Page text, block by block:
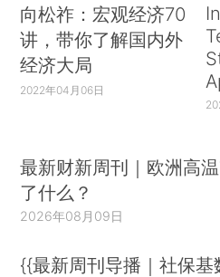
向松祚：宏观经济70
讲，带你了解国内外
经济大局
2022年04月06日
最新财新周刊｜欧洲高
了什么？
2026年08月09日
{{最新周刊导播｜社保基